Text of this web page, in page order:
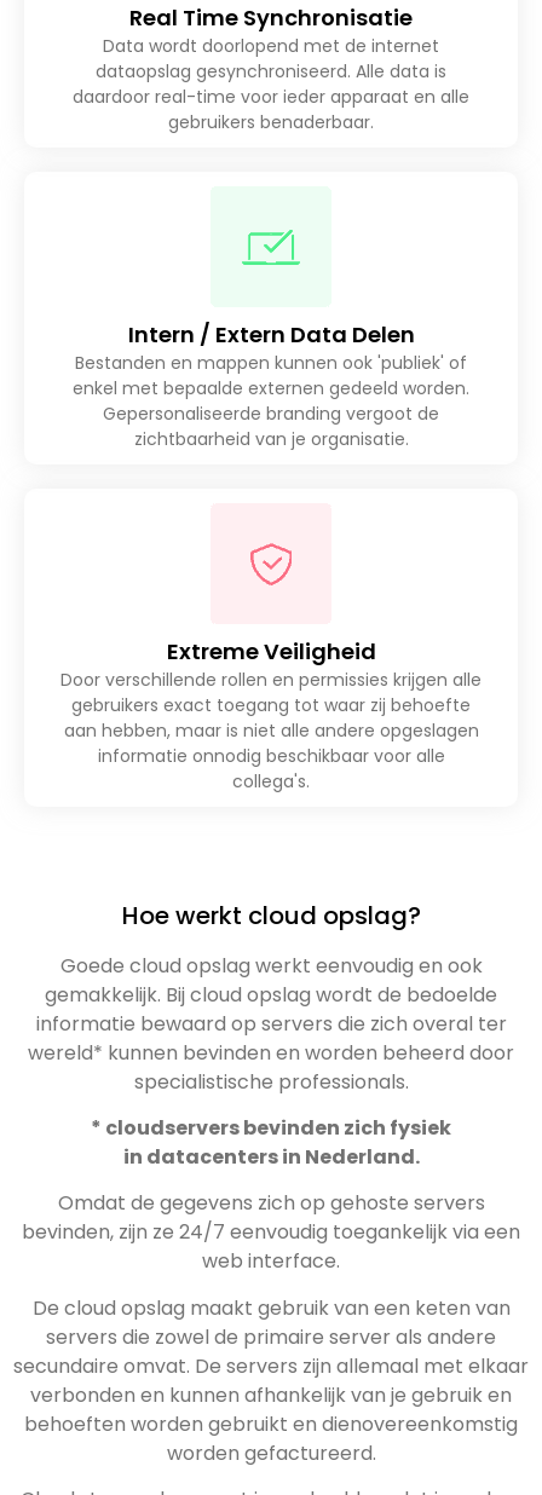
Real Time Synchronisatie
Data wordt doorlopend met de internet
dataopslag gesynchroniseerd. Alle data is
daardoor real-time voor ieder apparaat en alle
gebruikers benaderbaar.
Intern / Extern Data Delen
Bestanden en mappen kunnen ook 'publiek' of
enkel met bepaalde externen gedeeld worden.
Gepersonaliseerde branding vergoot de
zichtbaarheid van je organisatie.
Extreme Veiligheid
Door verschillende rollen en permissies krijgen alle
gebruikers exact toegang tot waar zij behoefte
aan hebben, maar is niet alle andere opgeslagen
informatie onnodig beschikbaar voor alle
collega's.
Hoe werkt cloud opslag?
Goede cloud opslag werkt eenvoudig en ook
gemakkelijk. Bij cloud opslag wordt de bedoelde
informatie bewaard op servers die zich overal ter
wereld* kunnen bevinden en worden beheerd door
specialistische professionals.
* cloudservers bevinden zich fysiek
in datacenters in Nederland.
Omdat de gegevens zich op gehoste servers
bevinden, zijn ze 24/7 eenvoudig toegankelijk via een
web interface.
De cloud opslag maakt gebruik van een keten van
servers die zowel de primaire server als andere
secundaire omvat. De servers zijn allemaal met elkaar
verbonden en kunnen afhankelijk van je gebruik en
behoeften worden gebruikt en dienovereenkomstig
worden gefactureerd.